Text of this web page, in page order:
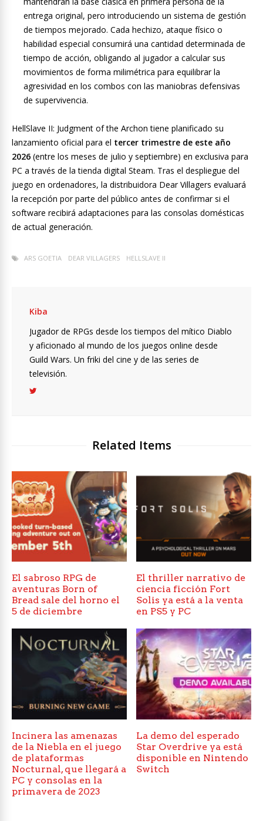
entrega original, pero introduciendo un sistema de gestión
de tiempos mejorado. Cada hechizo, ataque físico o
habilidad especial consumirá una cantidad determinada de
tiempo de acción, obligando al jugador a calcular sus
movimientos de forma milimétrica para equilibrar la
agresividad en los combos con las maniobras defensivas
de supervivencia.
HellSlave II: Judgment of the Archon tiene planificado su
lanzamiento oficial para el tercer trimestre de este año
2026 (entre los meses de julio y septiembre) en exclusiva para
PC a través de la tienda digital Steam. Tras el despliegue del
juego en ordenadores, la distribuidora Dear Villagers evaluará
la recepción por parte del público antes de confirmar si el
software recibirá adaptaciones para las consolas domésticas
de actual generación.
ARS GOETIA DEAR VILLAGERS HELLSLAVE II
Kiba
Jugador de RPGs desde los tiempos del mítico Diablo
y aficionado al mundo de los juegos online desde
Guild Wars. Un friki del cine y de las series de
televisión.
Related Items
El sabroso RPG de
aventuras Born of
Bread sale del horno el
5 de diciembre
El thriller narrativo de
ciencia ficción Fort
Solis ya está a la venta
en PS5 y PC
Incinera las amenazas
de la Niebla en el juego
de plataformas
Nocturnal, que llegará a
PC y consolas en la
primavera de 2023
La demo del esperado
Star Overdrive ya está
disponible en Nintendo
Switch